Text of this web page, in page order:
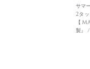
サマ
2タ
【
製』